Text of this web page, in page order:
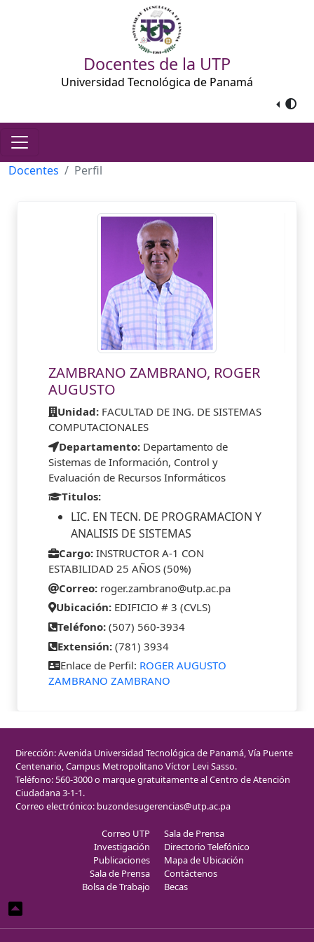
Docentes de la UTP
Universidad Tecnológica de Panamá
Docentes Perfil
ZAMBRANO ZAMBRANO, ROGER
AUGUSTO
Unidad: FACULTAD DE ING. DE SISTEMAS
COMPUTACIONALES
Departamento: Departamento de
Sistemas de Información, Control y
Evaluación de Recursos Informáticos
Titulos:
LIC. EN TECN. DE PROGRAMACION Y
ANALISIS DE SISTEMAS
Cargo: INSTRUCTOR A-1 CON
ESTABILIDAD 25 AÑOS (50%)
Correo: roger.zambrano@utp.ac.pa
Ubicación: EDIFICIO # 3 (CVLS)
Teléfono: (507) 560-3934
Extensión: (781) 3934
Enlace de Perfil: ROGER AUGUSTO
ZAMBRANO ZAMBRANO
Dirección: Avenida Universidad Tecnológica de Panamá, Vía Puente
Centenario, Campus Metropolitano Víctor Levi Sasso.
Teléfono: 560-3000 o marque gratuitamente al Centro de Atención
Ciudadana 3-1-1.
Correo electrónico: buzondesugerencias@utp.ac.pa
Correo UTP
Investigación
Publicaciones
Sala de Prensa
Bolsa de Trabajo
Sala de Prensa
Directorio Telefónico
Mapa de Ubicación
Contáctenos
Becas